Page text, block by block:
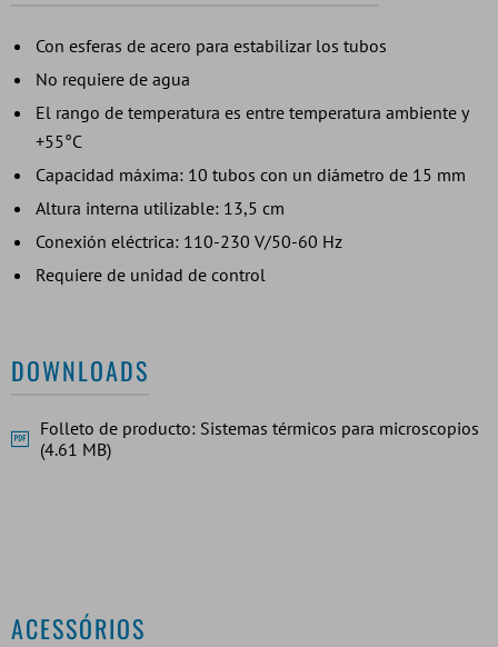
Con esferas de acero para estabilizar los tubos
No requiere de agua
El rango de temperatura es entre temperatura ambiente y
+55°C
Capacidad máxima: 10 tubos con un diámetro de 15 mm
Altura interna utilizable: 13,5 cm
Conexión eléctrica: 110-230 V/50-60 Hz
Requiere de unidad de control
DOWNLOADS
Folleto de producto: Sistemas térmicos para microscopios
(4.61 MB)
ACESSÓRIOS